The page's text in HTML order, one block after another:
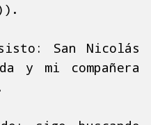
San Nicolás
y mi compañera